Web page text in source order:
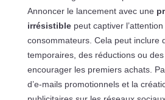
Annoncer le lancement avec une
irrésistiblepeut captiver l’attention
consommateurs. Cela peut inclure
temporaires, des réductions ou
encourager les premiers achats.
d’e-mails promotionnels et la